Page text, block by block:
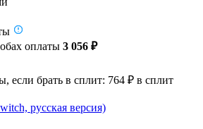
оплаты 3 056 ₽
если брать в сплит: 764 ₽ в сплит
русская версия)